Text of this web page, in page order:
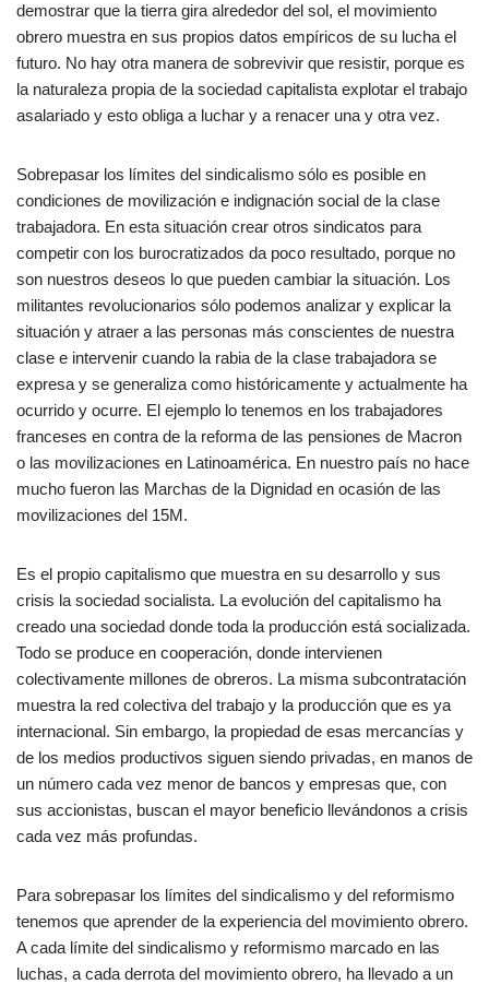
demostrar que la tierra gira alrededor del sol, el movimiento
obrero muestra en sus propios datos empíricos de su lucha el
futuro. No hay otra manera de sobrevivir que resistir, porque es
la naturaleza propia de la sociedad capitalista explotar el trabajo
asalariado y esto obliga a luchar y a renacer una y otra vez.
Sobrepasar los límites del sindicalismo sólo es posible en
condiciones de movilización e indignación social de la clase
trabajadora. En esta situación crear otros sindicatos para
competir con los burocratizados da poco resultado, porque no
son nuestros deseos lo que pueden cambiar la situación. Los
militantes revolucionarios sólo podemos analizar y explicar la
situación y atraer a las personas más conscientes de nuestra
clase e intervenir cuando la rabia de la clase trabajadora se
expresa y se generaliza como históricamente y actualmente ha
ocurrido y ocurre. El ejemplo lo tenemos en los trabajadores
franceses en contra de la reforma de las pensiones de Macron
o las movilizaciones en Latinoamérica. En nuestro país no hace
mucho fueron las Marchas de la Dignidad en ocasión de las
movilizaciones del 15M.
Es el propio capitalismo que muestra en su desarrollo y sus
crisis la sociedad socialista. La evolución del capitalismo ha
creado una sociedad donde toda la producción está socializada.
Todo se produce en cooperación, donde intervienen
colectivamente millones de obreros. La misma subcontratación
muestra la red colectiva del trabajo y la producción que es ya
internacional. Sin embargo, la propiedad de esas mercancías y
de los medios productivos siguen siendo privadas, en manos de
un número cada vez menor de bancos y empresas que, con
sus accionistas, buscan el mayor beneficio llevándonos a crisis
cada vez más profundas.
Para sobrepasar los límites del sindicalismo y del reformismo
tenemos que aprender de la experiencia del movimiento obrero.
A cada límite del sindicalismo y reformismo marcado en las
luchas, a cada derrota del movimiento obrero, ha llevado a un